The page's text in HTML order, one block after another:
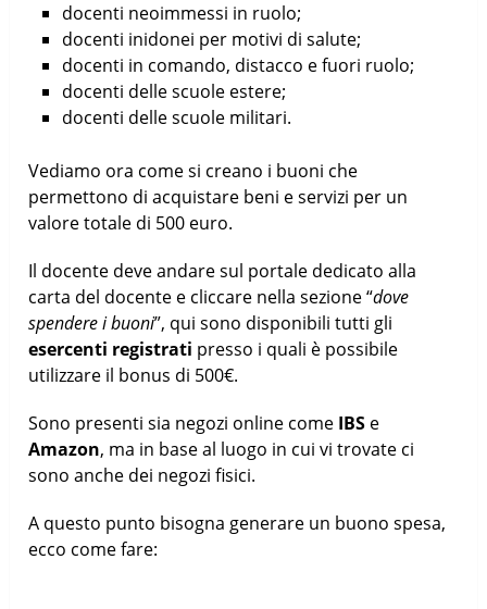
docenti neoimmessi in ruolo;
docenti inidonei per motivi di salute;
docenti in comando, distacco e fuori ruolo;
docenti delle scuole estere;
docenti delle scuole militari.
Vediamo ora come si creano i buoni che
permettono di acquistare beni e servizi per un
valore totale di 500 euro.
Il docente deve andare sul portale dedicato alla
carta del docente e cliccare nella sezione “dove
spendere i buoni”, qui sono disponibili tutti gli
esercenti registrati presso i quali è possibile
utilizzare il bonus di 500€.
Sono presenti sia negozi online come IBS e
Amazon, ma in base al luogo in cui vi trovate ci
sono anche dei negozi fisici.
A questo punto bisogna generare un buono spesa,
ecco come fare: